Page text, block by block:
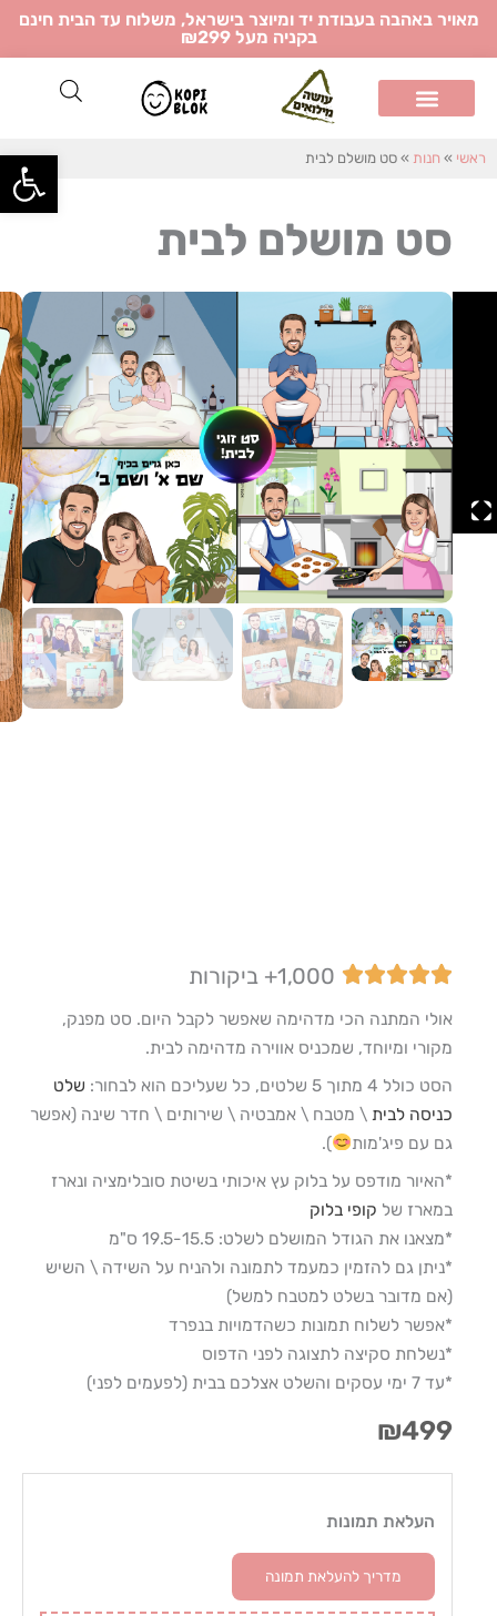
דילוגמאויר באהבה בעבודת יד ומיוצר בישראל, משלוח עד הבית חינם
בקניה מעל ₪299
ראשי » חנות » סט מושלם לבית
סט מושלם לבית
1,000+ ביקורות
אולי המתנה הכי מדהימה שאפשר לקבל היום. סט מפנק,
מקורי ומיוחד, שמכניס אווירה מדהימה לבית.
הסט כולל 4 מתוך 5 שלטים, כל שעליכם הוא לבחור:
שלט
כניסה לבית \ מטבח \ אמבטיה \ שירותים \ חדר שינה (אפשר
גם עם פיג'מות
).
*האיור מודפס על בלוק עץ איכותי בשיטת סובלימציה ונארז
במארז של קופי בלוק
*מצאנו את הגודל המושלם לשלט: 19.5-15.5 ס"מ
*ניתן גם להזמין כמעמד לתמונה ולהניח על השידה \ השיש
(אם מדובר בשלט למטבח למשל)
*אפשר לשלוח תמונות כשהדמויות בנפרד
*נשלחת סקיצה לתצוגה לפני הדפוס
*עד 7 ימי עסקים והשלט אצלכם בבית (לפעמים לפני)
₪499
העלאת תמונות
מדריך להעלאת תמונה
כמות
סט
מושלם
לבית